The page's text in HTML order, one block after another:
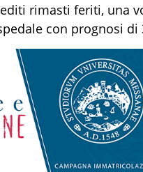
rimasti feriti, una
con prognosi di